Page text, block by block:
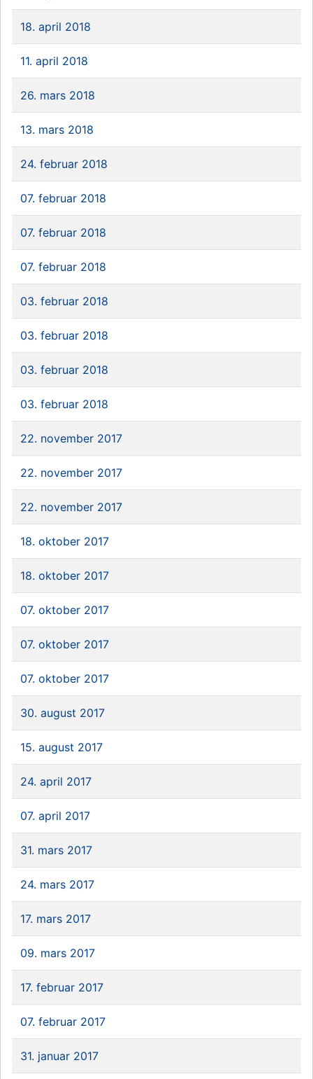
18. april 2018
11. april 2018
26. mars 2018
13. mars 2018
24. februar 2018
07. februar 2018
07. februar 2018
07. februar 2018
03. februar 2018
03. februar 2018
03. februar 2018
03. februar 2018
22. november 2017
22. november 2017
22. november 2017
18. oktober 2017
18. oktober 2017
07. oktober 2017
07. oktober 2017
07. oktober 2017
30. august 2017
15. august 2017
24. april 2017
07. april 2017
31. mars 2017
24. mars 2017
17. mars 2017
09. mars 2017
17. februar 2017
07. februar 2017
31. januar 2017